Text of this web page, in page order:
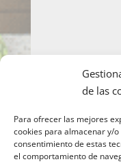
de las
Para ofrecer las mejores
cookies para almacenar y/
consentimiento de estas
el comportamiento de
de datos